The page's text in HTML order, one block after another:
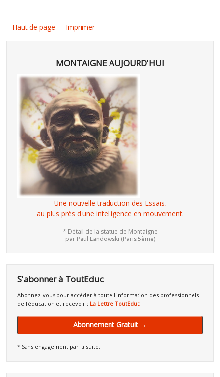
Haut de page Imprimer
MONTAIGNE AUJOURD'HUI
Une nouvelle traduction des Essais,
au plus près d'une intelligence en mouvement.
* Détail de la statue de Montaigne
par Paul Landowski (Paris 5ème)
S'abonner à ToutEduc
Abonnez-vous pour accéder à toute l'information des professionnels
de l'éducation et recevoir : La Lettre ToutEduc
Abonnement Gratuit →
* Sans engagement par la suite.